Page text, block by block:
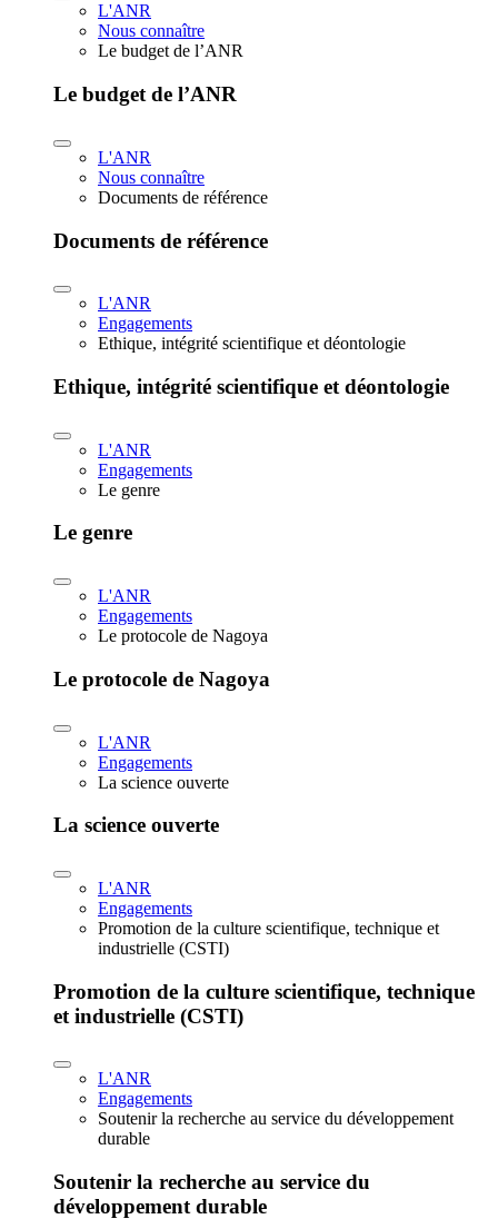
L'ANR
Nous connaître
Le budget de l’ANR
Le budget de l’ANR
L'ANR
Nous connaître
Documents de référence
Documents de référence
L'ANR
Engagements
Ethique, intégrité scientifique et déontologie
Ethique, intégrité scientifique et déontologie
L'ANR
Engagements
Le genre
Le genre
L'ANR
Engagements
Le protocole de Nagoya
Le protocole de Nagoya
L'ANR
Engagements
La science ouverte
La science ouverte
L'ANR
Engagements
Promotion de la culture scientifique, technique et
industrielle (CSTI)
Promotion de la culture scientifique, technique
et industrielle (CSTI)
L'ANR
Engagements
Soutenir la recherche au service du développement
durable
Soutenir la recherche au service du
développement durable